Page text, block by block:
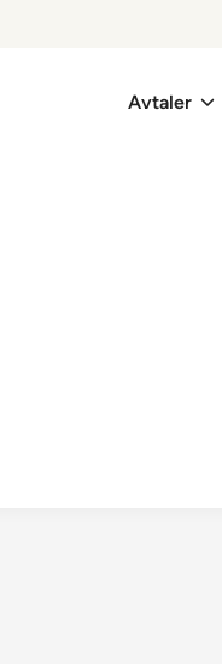
Avtaler